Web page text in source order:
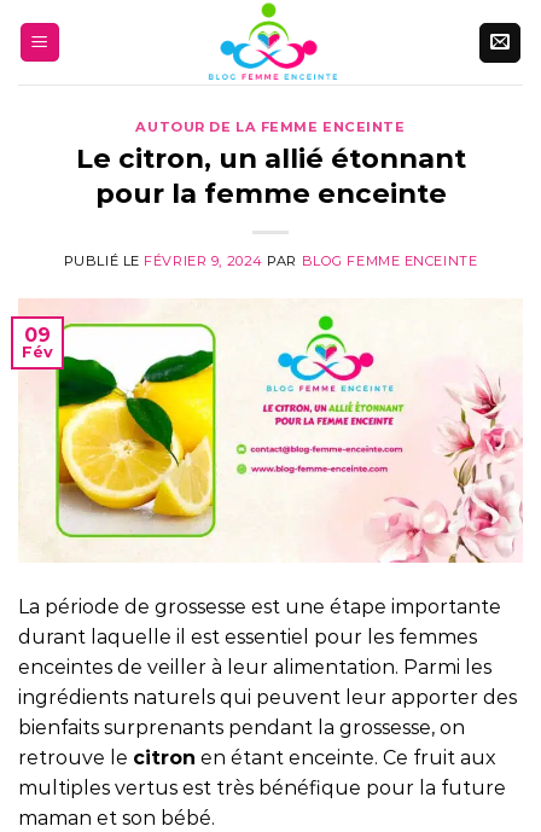
AUTOUR DE LA FEMME ENCEINTE
Le citron, un allié étonnant
pour la femme enceinte
PUBLIÉ LE FÉVRIER 9, 2024 PAR BLOG FEMME ENCEINTE
09
Fév
La période de grossesse est une étape importante
durant laquelle il est essentiel pour les femmes
enceintes de veiller à leur alimentation. Parmi les
ingrédients naturels qui peuvent leur apporter des
bienfaits surprenants pendant la grossesse, on
retrouve le citron en étant enceinte. Ce fruit aux
multiples vertus est très bénéfique pour la future
maman et son bébé.